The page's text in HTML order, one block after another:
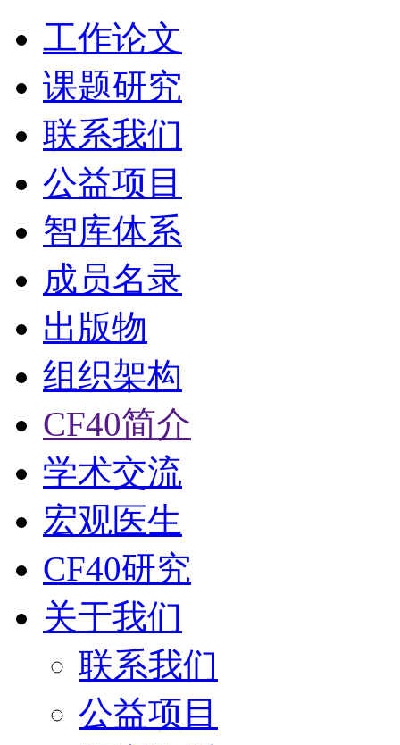
工作论文
课题研究
联系我们
公益项目
智库体系
成员名录
出版物
组织架构
CF40简介
学术交流
宏观医生
CF40研究
关于我们
联系我们
公益项目